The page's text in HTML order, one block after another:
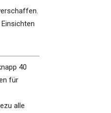
40
für
alle